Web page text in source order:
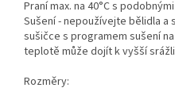
Praní max. na 40°C s
Sušení - nepoužívejte bělidla a
sušičce s programem sušení
teplotě může dojít k vyšší
Rozměry: